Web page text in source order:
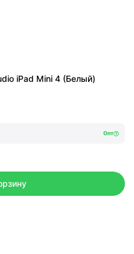
iPad Mini 4 (Белый)
Опт